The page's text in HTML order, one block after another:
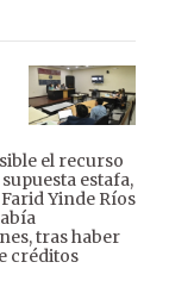
el recurso
estafa,
Yinde Ríos
tras haber
créditos